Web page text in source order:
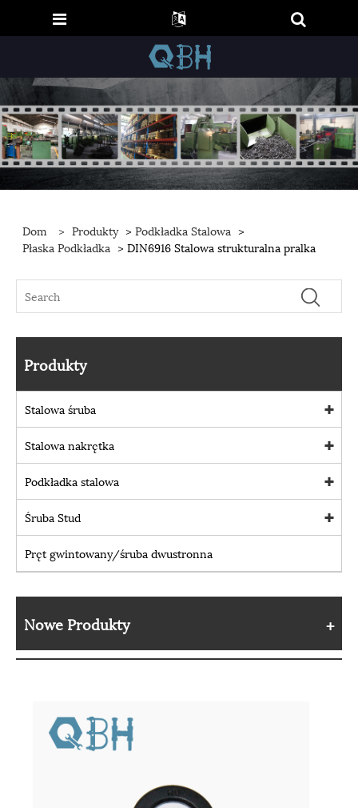
Dom > Produkty >Podkładka Stalowa >
Płaska Podkładka > DIN6916 Stalowa strukturalna pralka
Produkty
Stalowa śruba
Stalowa nakrętka
Podkładka stalowa
Śruba Stud
Pręt gwintowany/śruba dwustronna
Nowe Produkty